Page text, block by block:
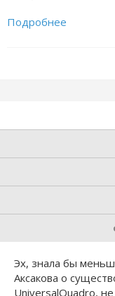
Подробнее
Эх, знала бы
Аксакова о
UniversalQuadro,